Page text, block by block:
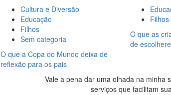
Cultura e Diversão
Educação
Filhos
Sem categoria
O que a Copa do Mundo deixa de
reflexão para os pais
Filhos
O que as
de
Vale a pena dar uma olhada na minha
serviços que facilitam